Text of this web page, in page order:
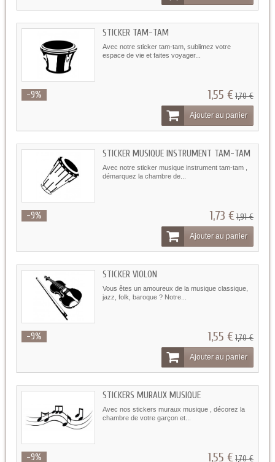
STICKER TAM-TAM
Avec notre sticker tam-tam, sublimez votre
espace de vie et faites voyager...
-9% 1,55 € 1,70 €
Ajouter au panier
STICKER MUSIQUE INSTRUMENT TAM-TAM
Avec notre sticker musique instrument tam-tam ,
démarquez la chambre de...
-9% 1,73 € 1,91 €
Ajouter au panier
STICKER VIOLON
Vous êtes un amoureux de la musique classique,
jazz, folk, baroque ? Notre...
-9% 1,55 € 1,70 €
Ajouter au panier
STICKERS MURAUX MUSIQUE
Avec nos stickers muraux musique , décorez la
chambre de votre garçon et...
-9% 1,55 € 1,70 €